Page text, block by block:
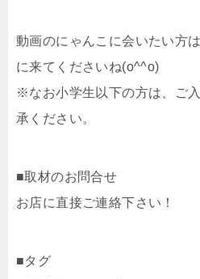
動画のにゃんこに会いたい方
に来てくださいね(o^^o)
※なお小学生以下の方は、ご
承ください。
■取材のお問合せ
お店に直接ご連絡下さい！
■タグ